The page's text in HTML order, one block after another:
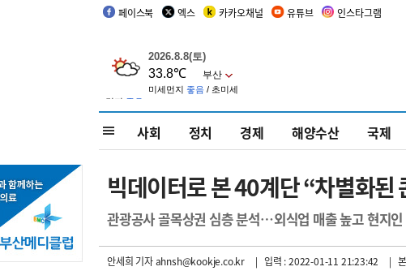
페이스북 엑스 카카오채널 유튜브 인스타그램
사회 정치 경제 해양수산 국제
빅데이터로 본 40계단 “차별화된
관광공사 골목상권 심층 분석…외식업 매출 높고 현지
안세희 기자ahnsh@kookje.co.kr | 입력 : 2022-01-11 21:23:42 |